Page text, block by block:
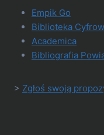
Empik Go
Biblioteka
Academica
Bibliografia
> Zgłoś swoją